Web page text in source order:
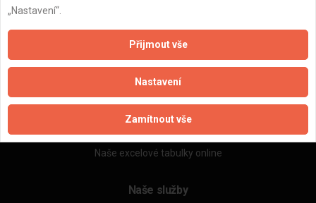
Naše firmy a řemeslníci
Zpracování a ochrana osobních údajů
Zásady pro používání souborů cookie
Obchodní podmínky (zprostředkování)
Obchodní podmínky (rozpočtování)
Reference
Naše excelové tabulky online
Naše služby
„Nastavení“.
Přijmout vše
Nastavení
Zamítnout vše